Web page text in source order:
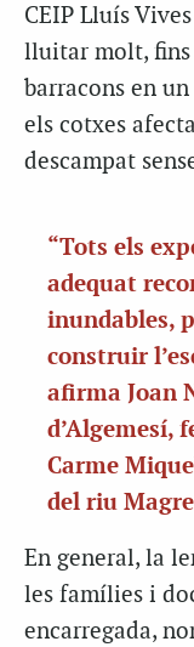
CEIP Lluís
lluitar molt, fins
barracons en
els cotxes
descampat
“Tots els
adequat
inundables,
construir
afirma Joan
d’Algemesí,
Carme
del riu Magre
En general, la
les famílies i
encarregada,